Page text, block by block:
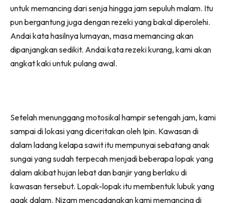
untuk memancing dari senja hingga jam sepuluh malam. Itu
pun bergantung juga dengan rezeki yang bakal diperolehi.
Andai kata hasilnya lumayan, masa memancing akan
dipanjangkan sedikit. Andai kata rezeki kurang, kami akan
angkat kaki untuk pulang awal.
Setelah menunggang motosikal hampir setengah jam, kami
sampai di lokasi yang diceritakan oleh Ipin. Kawasan di
dalam ladang kelapa sawit itu mempunyai sebatang anak
sungai yang sudah terpecah menjadi beberapa lopak yang
dalam akibat hujan lebat dan banjir yang berlaku di
kawasan tersebut. Lopak-lopak itu membentuk lubuk yang
agak dalam. Nizam mencadangkan kami memancing di